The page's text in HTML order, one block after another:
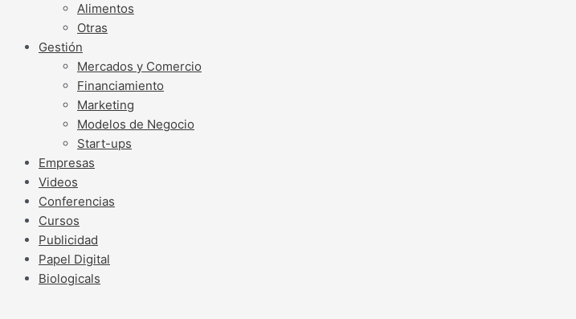
Alimentos
Otras
Gestión
Mercados y Comercio
Financiamiento
Marketing
Modelos de Negocio
Start-ups
Empresas
Videos
Conferencias
Cursos
Publicidad
Papel Digital
Biologicals